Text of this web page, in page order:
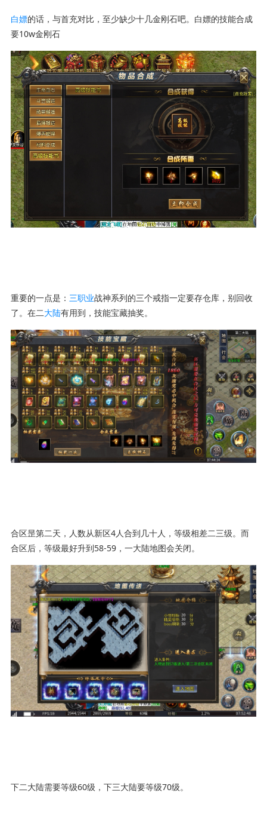
白嫖的话，与首充对比，至少缺少十几金刚石吧。白嫖的技能合成
要10w金刚石
重要的一点是： 三职业战神系列的三个戒指一定要存仓库，别回收
了。在二大陆有用到，技能宝藏抽奖。
合区昰第二天，人数从新区4人合到几十人，等级相差二三级。而
合区后，等级最好升到58-59，一大陆地图会关闭。
下二大陆需要等级60级，下三大陆要等级70级。